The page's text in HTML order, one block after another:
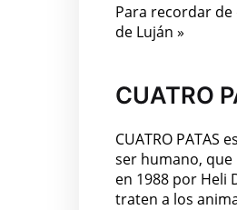
Para recordar
de Luján »
CUATRO
CUATRO
ser humano,
en 1988 por Heli
traten a los